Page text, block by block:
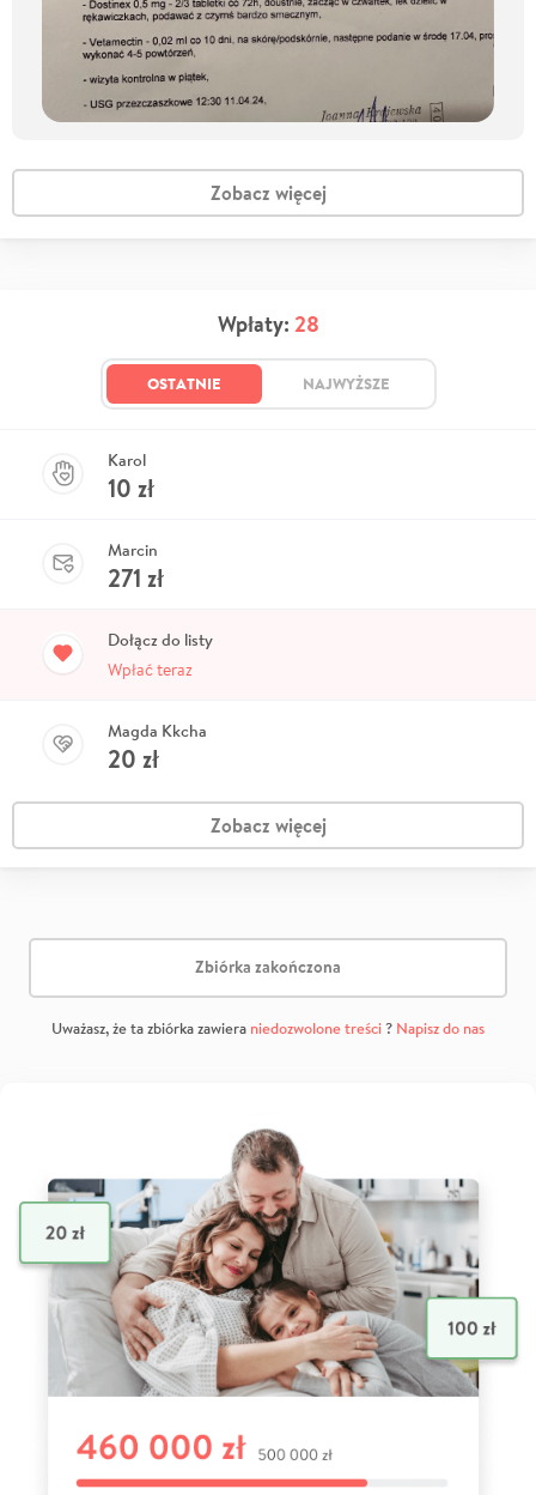
Zobacz więcej
Wpłaty: 28
OSTATNIE NAJWYŻSZE
Karol
10 zł
Marcin
271 zł
Dołącz do listy
Wpłać teraz
Magda Kkcha
20 zł
Zobacz więcej
Zbiórka zakończona
Uważasz, że ta zbiórka zawiera niedozwolone treści? Napisz do nas